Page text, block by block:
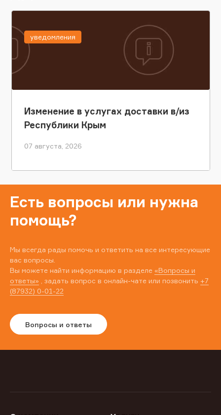
Изменение в услугах доставки в/из
Республики Крым
07 августа, 2026
уведомления
Есть вопросы или нужна
помощь?
Мы всегда рады помочь и ответить на все интересующие
вас вопросы.
Вы можете найти информацию в разделе «Вопросы и
ответы» , задать вопрос в онлайн-чате или позвонить +7
(87932) 0-01-22
Вопросы и ответы